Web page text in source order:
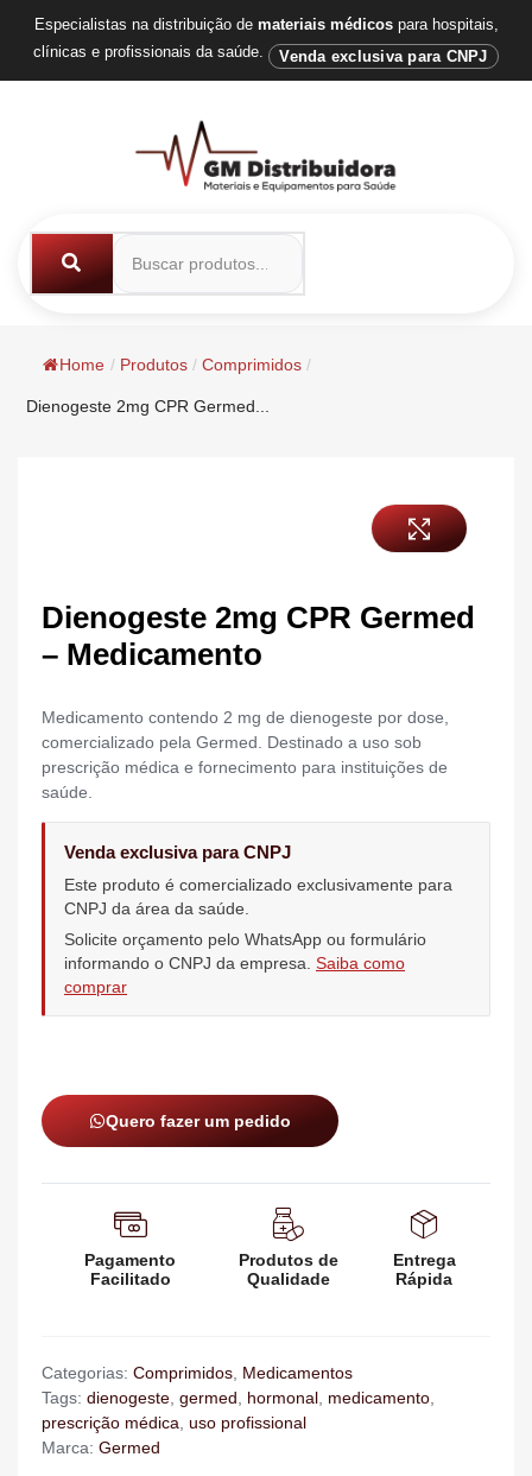
Especialistas na distribuição de materiais médicospara hospitais,
clínicas e profissionais da saúde.
Venda exclusiva para CNPJ
Home / Produtos / Comprimidos /
Dienogeste 2mg CPR Germed...
Dienogeste 2mg CPR Germed
– Medicamento
Medicamento contendo 2 mg de dienogeste por dose,
comercializado pela Germed. Destinado a uso sob
prescrição médica e fornecimento para instituições de
saúde.
Venda exclusiva para CNPJ
Este produto é comercializado exclusivamente para
CNPJ da área da saúde.
Solicite orçamento pelo WhatsApp ou formulário
informando o CNPJ da empresa. Saiba como
comprar
Quero fazer um pedido
Pagamento
Facilitado
Produtos de
Qualidade
Entrega
Rápida
Categorias: Comprimidos, Medicamentos
Tags: dienogeste, germed, hormonal, medicamento,
prescrição médica, uso profissional
Marca: Germed